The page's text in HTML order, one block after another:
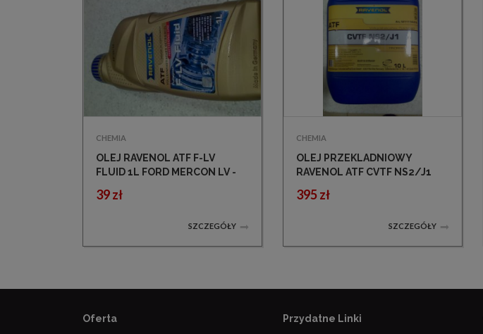
CHEMIA
OLEJ RAVENOL ATF F-LV
FLUID 1L FORD MERCON LV -
39 zł
SZCZEGÓŁY
CHEMIA
OLEJ PRZEKLADNIOWY
RAVENOL ATF CVTF NS2/J1
PEUGEOT CITROEN
395 zł
SZCZEGÓŁY
Oferta Przydatne Linki